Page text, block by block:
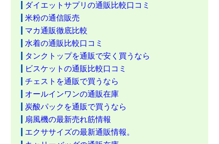
ダイエットサプリの通販比較口コミ
米粉の通信販売
マカ通販徹底比較
水着の通販比較口コミ
タンクトップを通販で安く買うなら
ビスケットの通販比較口コミ
チェストを通販で買うなら
オールインワンの通販在庫
炭酸パックを通販で買うなら
扇風機の最新売れ筋情報
エクササイズの最新通販情報。